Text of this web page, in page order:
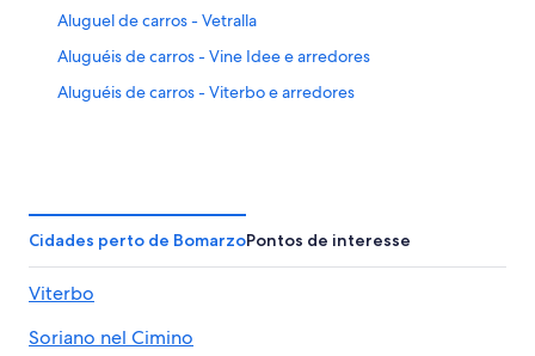
Aluguel de carros - Vetralla
Aluguéis de carros - Vine Idee e arredores
Aluguéis de carros - Viterbo e arredores
Cidades perto de BomarzoPontos de interesse
Viterbo
Soriano nel Cimino